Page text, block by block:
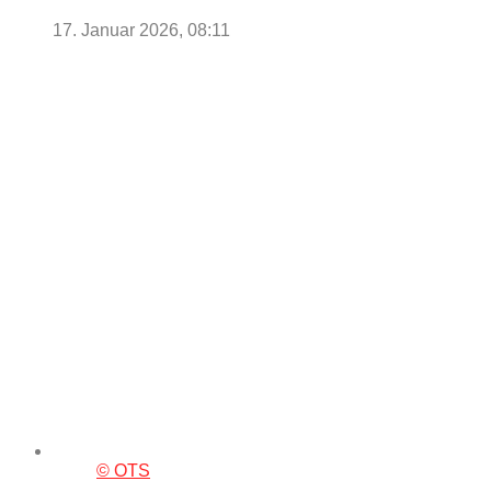
17. Januar 2026, 08:11
© OTS